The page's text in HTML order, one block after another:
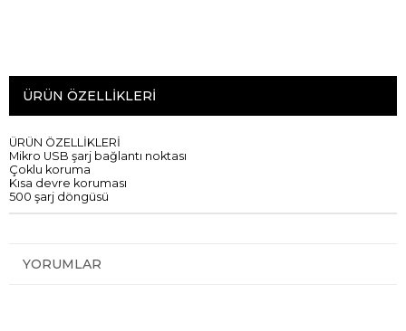
ÜRÜN ÖZELLIKLERI
ÜRÜN ÖZELLİKLERİ
Mikro USB şarj bağlantı noktası
Çoklu koruma
Kısa devre koruması
500 şarj döngüsü
YORUMLAR